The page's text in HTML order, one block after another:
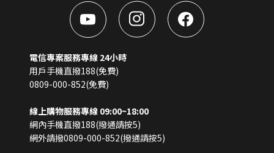
電信專案服務專線 24小時
用戶手機直撥188(免費)
0809-000-852(免費)
線上購物服務專線 09:00~18:00
網內手機直撥188(撥通請按5)
網外請撥0809-000-852(撥通請按5)